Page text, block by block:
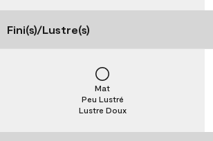
Fini(s)/Lustre(s)
Lustre Doux
Peu Lustré
Mat